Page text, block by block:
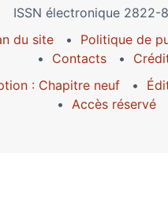
ISSN électronique 2822-
du site
Politique de
Contacts
: Chapitre neuf
Accès réservé